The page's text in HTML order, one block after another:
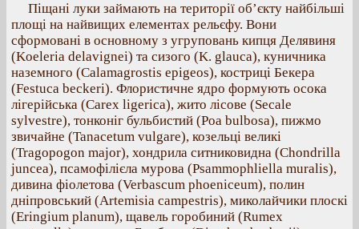
Піщані луки займають на території об’єкту найбільші
площі на найвищих елементах рельєфу. Вони
сформовані в основному з угруповань кипця Делявиня
(Koeleria delavignei) та сизого (K. glauca), куничника
наземного (Calamagrostis epigeos), костриці Бекера
(Festuca beckeri). Флористичне ядро формують осока
лігерійська (Carex ligerica), жито лісове (Secale
sylvestre), тонконіг бульбистий (Poa bulbosa), пижмо
звичайне (Tanacetum vulgare), козельці великі
(Tragopogon major), хондрила ситниковидна (Chondrilla
juncea), псамофілієла мурова (Psammophliella muralis),
дивина фіолетова (Verbascum phoeniceum), полин
дніпровський (Artemisia campestris), миколайчики плоскі
(Eringium planum), щавель горобиний (Rumex